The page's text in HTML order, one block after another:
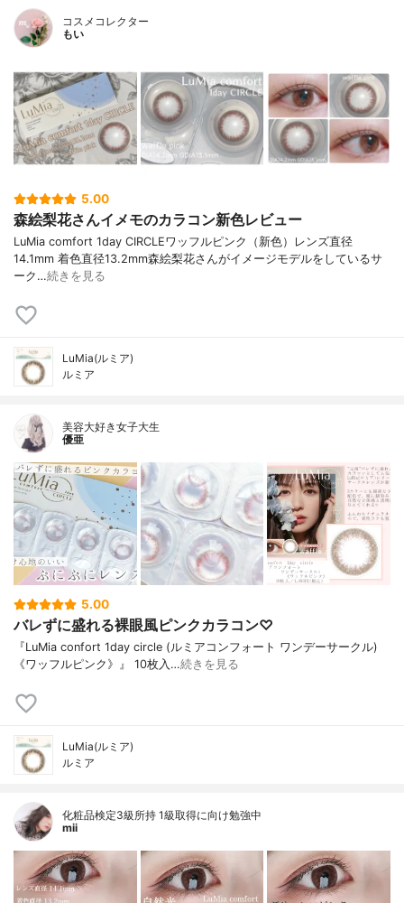
コスメコレクター
もい
5.00
森絵梨花さんイメモのカラコン新色レビュー
LuMia comfort 1day CIRCLEワッフルピンク（新色）レンズ直径
14.1mm 着色直径13.2mm森絵梨花さんがイメージモデルをしているサ
ーク…続きを見る
LuMia(ルミア)
ルミア
美容大好き女子大生
優亜
5.00
バレずに盛れる裸眼風ピンクカラコン♡
『LuMia confort 1day circle (ルミアコンフォート ワンデーサークル)
《ワッフルピンク》』 10枚入…続きを見る
LuMia(ルミア)
ルミア
化粧品検定3級所持 1級取得に向け勉強中
mii